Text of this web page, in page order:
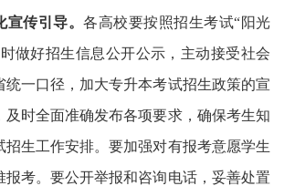
宣传引导。各高校要按照招生考试“阳光
做好招生信息公开公示，主动接受社会
统一口径，加大专升本考试招生政策的宣
及时全面准确发布各项要求，确保考生知
招生工作安排。要加强对有报考意愿学生
报考。要公开举报和咨询电话，妥善处置